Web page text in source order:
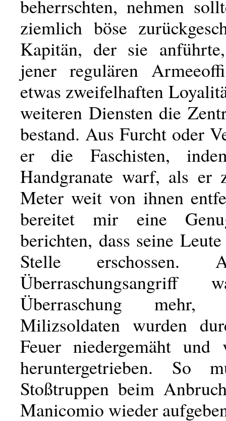
beherrschten, nehmen
ziemlich böse
Kapitän, der sie
jener regulären
etwas zweifelhaften
weiteren Diensten die
bestand. Aus Furcht oder
er die Faschisten,
Handgranate warf, als er
Meter weit von ihnen
bereitet mir eine
berichten, dass seine
Stelle erschossen.
Überraschungsangriff
Überraschung
Milizsoldaten wurden
Feuer niedergemäht und
heruntergetrieben. So
Stoßtruppen beim
Manicomio wieder